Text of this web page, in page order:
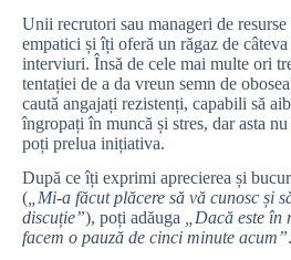
Unii recrutori sau manageri de resurse
empatici și îți oferă un răgaz de
interviuri. Însă de cele mai multe ori
tentației de a da vreun semn de
caută angajați rezistenți, capabili să
îngropați în muncă și stres, dar asta
poți prelua inițiativa.
După ce îți exprimi aprecierea și
( „Mi-a făcut plăcere să vă cunosc și
discuție”), poți adăuga
„Dacă este
facem o pauză de cinci minute acum”.